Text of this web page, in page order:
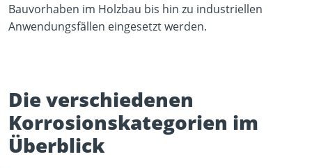
Bauvorhaben im Holzbau bis hin zu industriellen
Anwendungsfällen eingesetzt werden.
Die verschiedenen
Korrosionskategorien im
Überblick